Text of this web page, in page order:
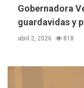
Gobernadora
guardavidas y
abril 2, 2026 818